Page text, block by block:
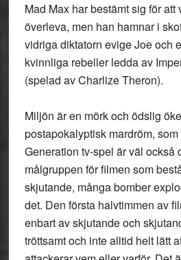
Mad Max har bestämt sig för att
överleva, men han hamnar i
vidriga diktatorn evige Joe och
kvinnliga rebeller ledda av
(spelad av Charlize Theron).
Miljön är en mörk och ödslig
postapokalyptisk mardröm,
Generation tv-spel är väl också
målgruppen för filmen som
skjutande, många bomber
det. Den första halvtimmen av
enbart av skjutande och
tröttsamt och inte alltid helt lätt